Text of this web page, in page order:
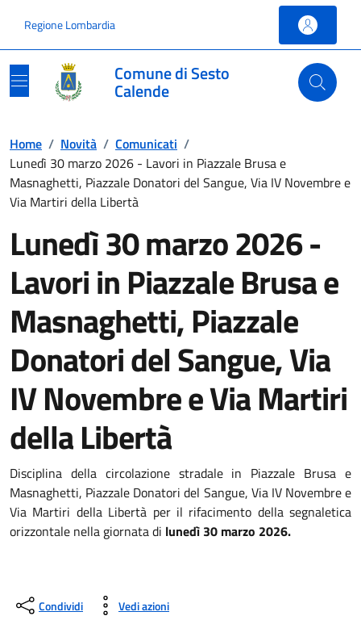
Regione Lombardia
Comune di Sesto
Calende
Home / Novità / Comunicati /
Lunedì 30 marzo 2026 - Lavori in Piazzale Brusa e
Masnaghetti, Piazzale Donatori del Sangue, Via IV Novembre e
Via Martiri della Libertà
Lunedì 30 marzo 2026 -
Lavori in Piazzale Brusa e
Masnaghetti, Piazzale
Donatori del Sangue, Via
IV Novembre e Via Martiri
della Libertà
Disciplina della circolazione stradale in Piazzale Brusa e
Masnaghetti, Piazzale Donatori del Sangue, Via IV Novembre e
Via Martiri della Libertà per il rifacimento della segnaletica
orizzontale nella giornata di lunedì 30 marzo 2026.
Condividi Vedi azioni